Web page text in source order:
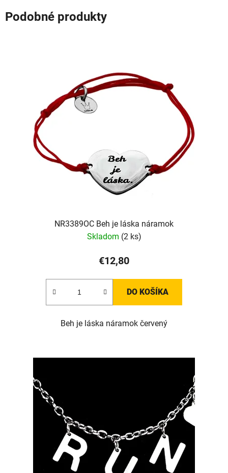
Podobné produkty
NR3389OC Beh je láska náramok
Skladom (2 ks)
€12,80
DO KOŠÍKA
Beh je láska náramok červený